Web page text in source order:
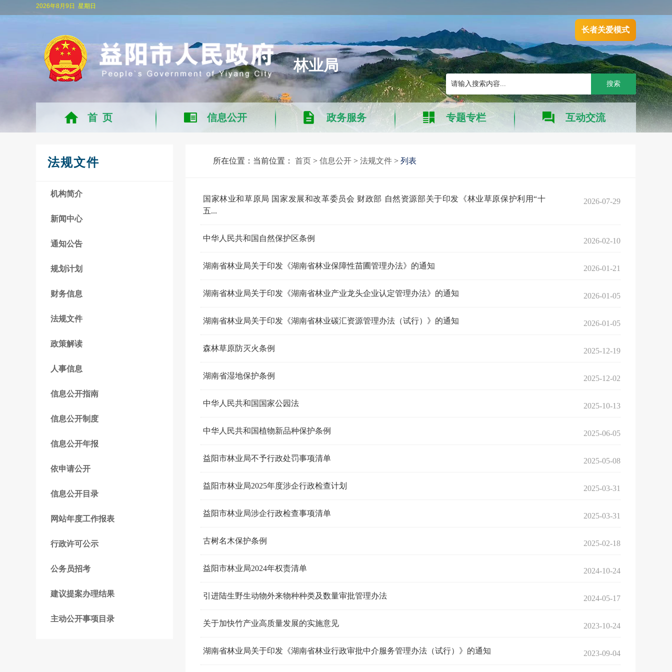
2026年8月9日 星期日
长者关爱模式
林业局
搜索
首 页 信息公开 政务服务 专题专栏 互动交流
法规文件
机构简介
新闻中心
通知公告
规划计划
财务信息
法规文件
政策解读
人事信息
信息公开指南
信息公开制度
信息公开年报
依申请公开
信息公开目录
网站年度工作报表
行政许可公示
公务员招考
建议提案办理结果
主动公开事项目录
所在位置：当前位置： 首页 > 信息公开 > 法规文件 > 列表
国家林业和草原局 国家发展和改革委员会 财政部 自然资源部关于印发《林业草原保护利用“十
五...
2026-07-29
中华人民共和国自然保护区条例 2026-02-10
湖南省林业局关于印发《湖南省林业保障性苗圃管理办法》的通知 2026-01-21
湖南省林业局关于印发《湖南省林业产业龙头企业认定管理办法》的通知 2026-01-05
湖南省林业局关于印发《湖南省林业碳汇资源管理办法（试行）》的通知 2026-01-05
森林草原防灭火条例 2025-12-19
湖南省湿地保护条例 2025-12-02
中华人民共和国国家公园法 2025-10-13
中华人民共和国植物新品种保护条例 2025-06-05
益阳市林业局不予行政处罚事项清单 2025-05-08
益阳市林业局2025年度涉企行政检查计划 2025-03-31
益阳市林业局涉企行政检查事项清单 2025-03-31
古树名木保护条例 2025-02-18
益阳市林业局2024年权责清单 2024-10-24
引进陆生野生动物外来物种种类及数量审批管理办法 2024-05-17
关于加快竹产业高质量发展的实施意见 2023-10-24
湖南省林业局关于印发《湖南省林业行政审批中介服务管理办法（试行）》的通知 2023-09-04